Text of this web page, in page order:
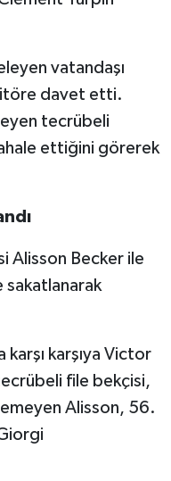
vatandaşı
davet etti.
tecrübeli
ettiğini görerek
Alisson Becker ile
sakatlanarak
karşı karşıya Victor
file bekçisi,
Alisson, 56.